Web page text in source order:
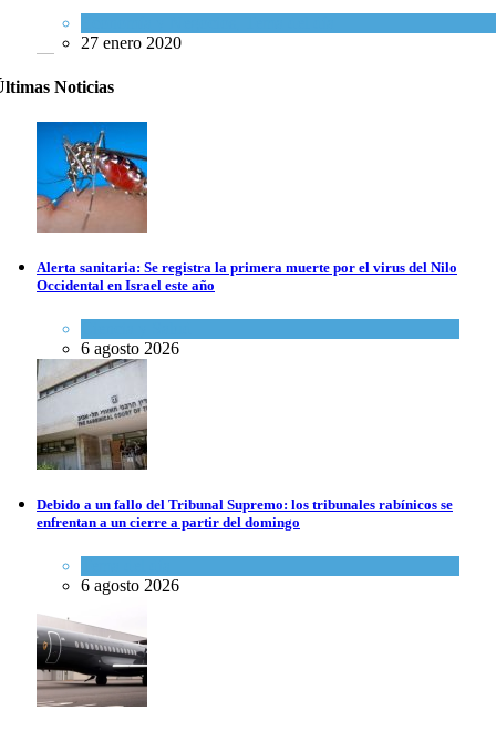
27 enero 2020
La falta de un gobierno que funcione puede ser bueno para la economía
Economía y Negocios
3 octubre 2019
Noticias
Alerta sanitaria: Se registra la primera muerte por el virus del Nilo
Occidental en Israel este año
6 agosto 2026
Debido a un fallo del Tribunal Supremo: los tribunales rabínicos se
enfrentan a un cierre a partir del domingo
6 agosto 2026